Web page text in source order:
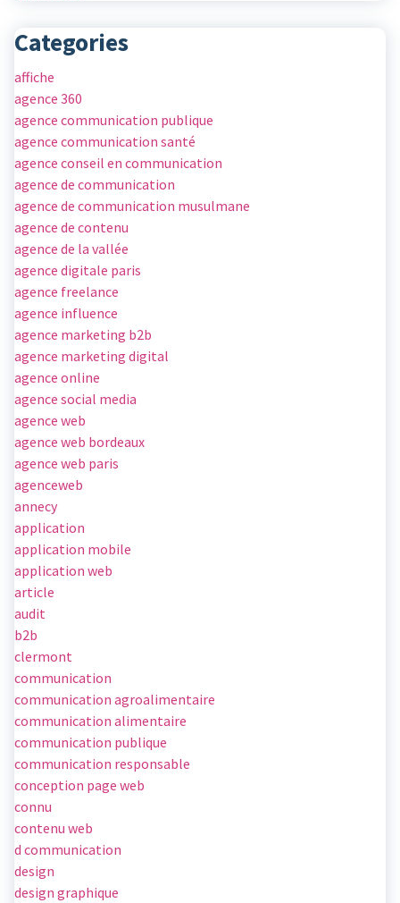
Categories
affiche
agence 360
agence communication publique
agence communication santé
agence conseil en communication
agence de communication
agence de communication musulmane
agence de contenu
agence de la vallée
agence digitale paris
agence freelance
agence influence
agence marketing b2b
agence marketing digital
agence online
agence social media
agence web
agence web bordeaux
agence web paris
agenceweb
annecy
application
application mobile
application web
article
audit
b2b
clermont
communication
communication agroalimentaire
communication alimentaire
communication publique
communication responsable
conception page web
connu
contenu web
d communication
design
design graphique